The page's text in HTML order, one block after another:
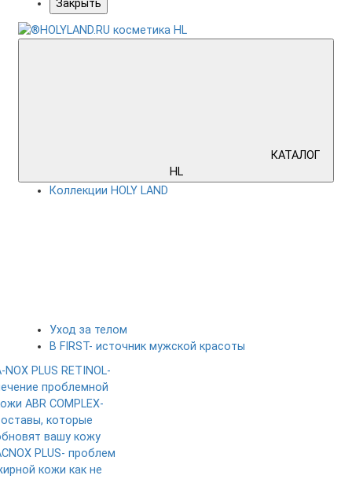
Закрыть
КАТАЛОГ
HL
Коллекции HOLY LAND
Уход за телом
B FIRST- источник мужской красоты
NOX PLUS RETINOL-
проблемной
ABR COMPLEX-
которые
вашу кожу
PLUS- проблем
кожи как не